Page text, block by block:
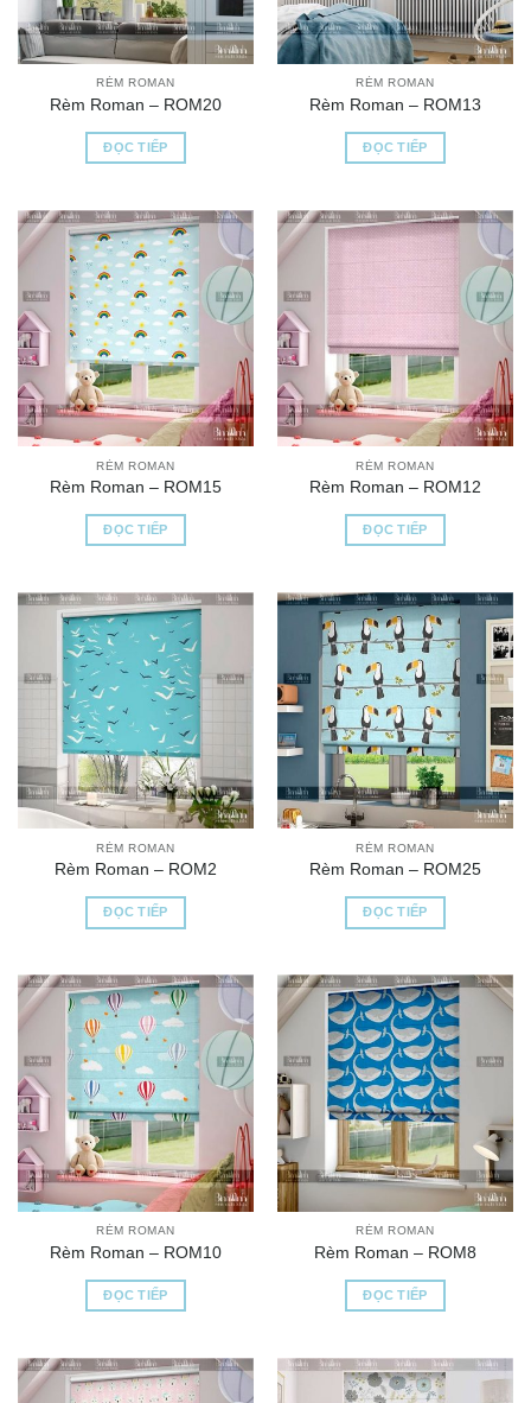
RÈM ROMAN
Rèm Roman – ROM20
ĐỌC TIẾP
RÈM ROMAN
Rèm Roman – ROM13
ĐỌC TIẾP
RÈM ROMAN
Rèm Roman – ROM15
ĐỌC TIẾP
RÈM ROMAN
Rèm Roman – ROM12
ĐỌC TIẾP
RÈM ROMAN
Rèm Roman – ROM2
ĐỌC TIẾP
RÈM ROMAN
Rèm Roman – ROM25
ĐỌC TIẾP
RÈM ROMAN
Rèm Roman – ROM10
ĐỌC TIẾP
RÈM ROMAN
Rèm Roman – ROM8
ĐỌC TIẾP